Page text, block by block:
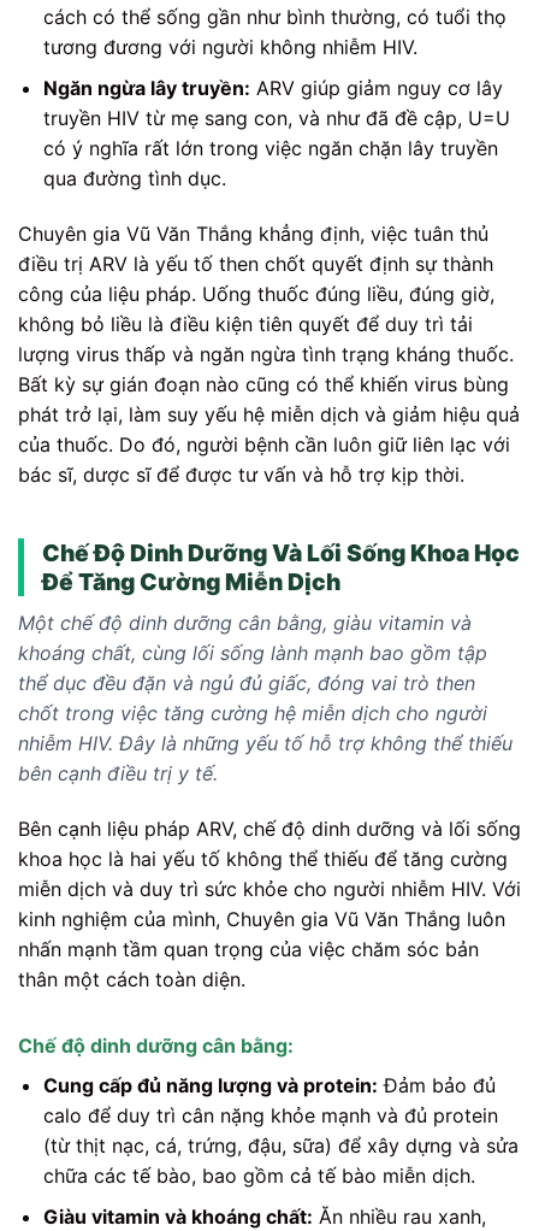
cách có thể sống gần như bình thường, có tuổi thọ
tương đương với người không nhiễm HIV.
Ngăn ngừa lây truyền: ARV giúp giảm nguy cơ lây
truyền HIV từ mẹ sang con, và như đã đề cập, U=U
có ý nghĩa rất lớn trong việc ngăn chặn lây truyền
qua đường tình dục.
Chuyên gia Vũ Văn Thắng khẳng định, việc tuân thủ
điều trị ARV là yếu tố then chốt quyết định sự thành
công của liệu pháp. Uống thuốc đúng liều, đúng giờ,
không bỏ liều là điều kiện tiên quyết để duy trì tải
lượng virus thấp và ngăn ngừa tình trạng kháng thuốc.
Bất kỳ sự gián đoạn nào cũng có thể khiến virus bùng
phát trở lại, làm suy yếu hệ miễn dịch và giảm hiệu quả
của thuốc. Do đó, người bệnh cần luôn giữ liên lạc với
bác sĩ, dược sĩ để được tư vấn và hỗ trợ kịp thời.
Chế Độ Dinh Dưỡng Và Lối Sống Khoa Học
Để Tăng Cường Miễn Dịch
Một chế độ dinh dưỡng cân bằng, giàu vitamin và
khoáng chất, cùng lối sống lành mạnh bao gồm tập
thể dục đều đặn và ngủ đủ giấc, đóng vai trò then
chốt trong việc tăng cường hệ miễn dịch cho người
nhiễm HIV. Đây là những yếu tố hỗ trợ không thể thiếu
bên cạnh điều trị y tế.
Bên cạnh liệu pháp ARV, chế độ dinh dưỡng và lối sống
khoa học là hai yếu tố không thể thiếu để tăng cường
miễn dịch và duy trì sức khỏe cho người nhiễm HIV. Với
kinh nghiệm của mình, Chuyên gia Vũ Văn Thắng luôn
nhấn mạnh tầm quan trọng của việc chăm sóc bản
thân một cách toàn diện.
Chế độ dinh dưỡng cân bằng:
Cung cấp đủ năng lượng và protein: Đảm bảo đủ
calo để duy trì cân nặng khỏe mạnh và đủ protein
(từ thịt nạc, cá, trứng, đậu, sữa) để xây dựng và sửa
chữa các tế bào, bao gồm cả tế bào miễn dịch.
Giàu vitamin và khoáng chất: Ăn nhiều rau xanh,